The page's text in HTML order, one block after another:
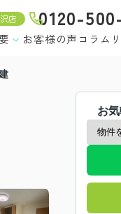
店 0120-
お客様の声コラム
お